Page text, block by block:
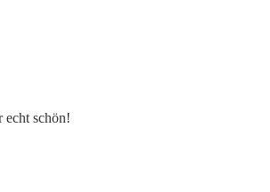
echt schön!